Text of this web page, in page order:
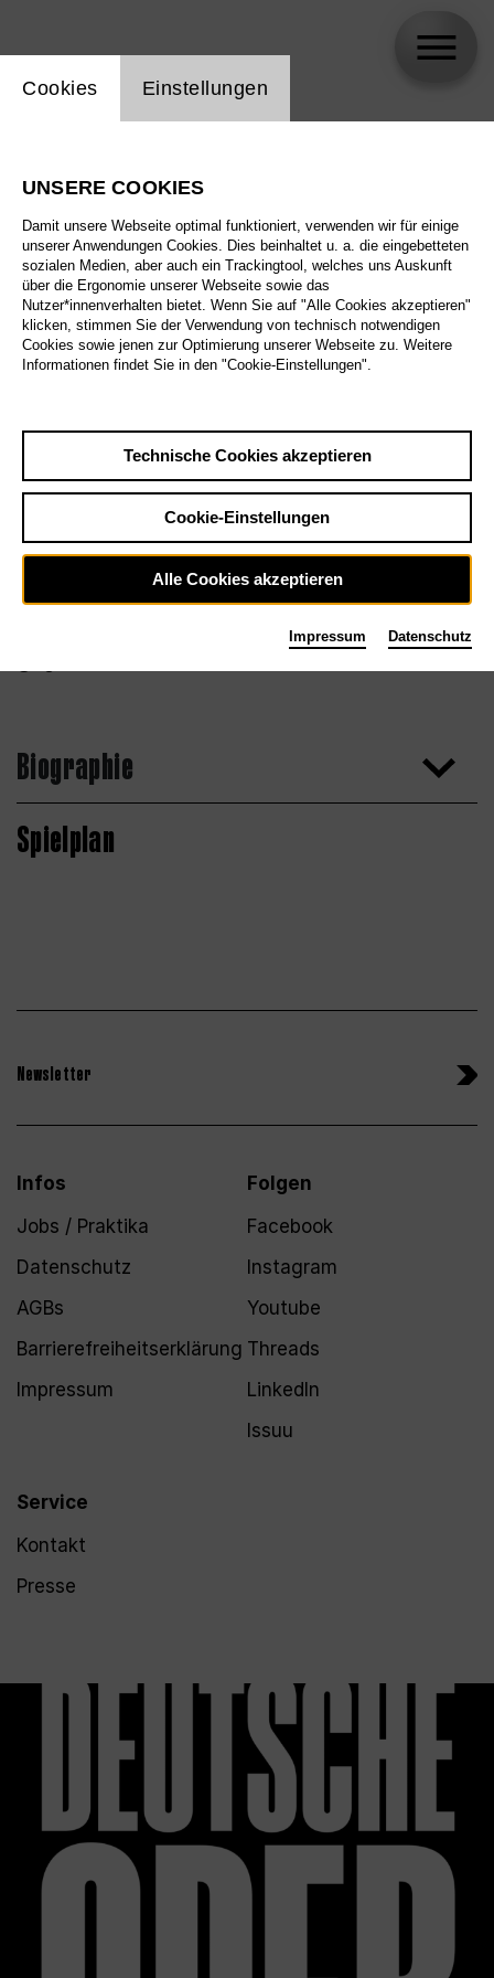
Biographie
Spielplan
Newsletter
Infos
Jobs / Praktika
Datenschutz
AGBs
Barrierefreiheitserklärung
Impressum
Service
Kontakt
Presse
Folgen
Facebook
Instagram
Youtube
Threads
LinkedIn
Issuu
Einstellung Website Cookie
Cookies Einstellungen
UNSERE COOKIES
Damit unsere Webseite optimal funktioniert, verwenden wir für einige
unserer Anwendungen Cookies. Dies beinhaltet u. a. die eingebetteten
sozialen Medien, aber auch ein Trackingtool, welches uns Auskunft
über die Ergonomie unserer Webseite sowie das
Nutzer*innenverhalten bietet. Wenn Sie auf "Alle Cookies akzeptieren"
klicken, stimmen Sie der Verwendung von technisch notwendigen
Cookies sowie jenen zur Optimierung unserer Webseite zu. Weitere
Informationen findet Sie in den "Cookie-Einstellungen".
Technische Cookies akzeptieren
Cookie-Einstellungen
Alle Cookies akzeptieren
Impressum Datenschutz